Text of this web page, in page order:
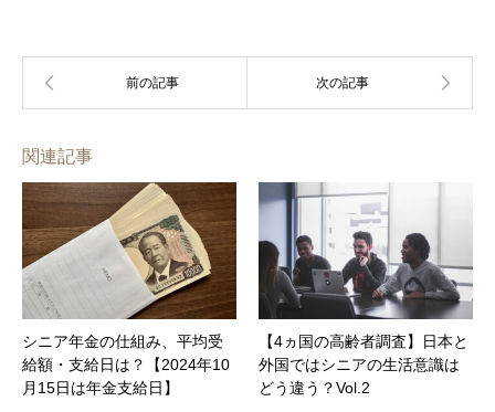
関連記事
シニア年金の仕組み、平均受
給額・支給日は？【2024年10
月15日は年金支給日】
【4ヵ国の高齢者調査】日本と
外国ではシニアの生活意識は
どう違う？Vol.2